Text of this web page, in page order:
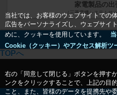
当社では、お客様のウェブサイトでの
広告をパーソナライズし、ウェブサイ
めに、クッキーを使用しています。
Cookie（クッキー）やアクセス解析ツ
右の「同意して閉じる」ボタンを押す
ンクをクリックすることで、上記の目
こと、また、皆様のデータを提携先や
家電製品の出
（三菱電機システムサ
TOPへ